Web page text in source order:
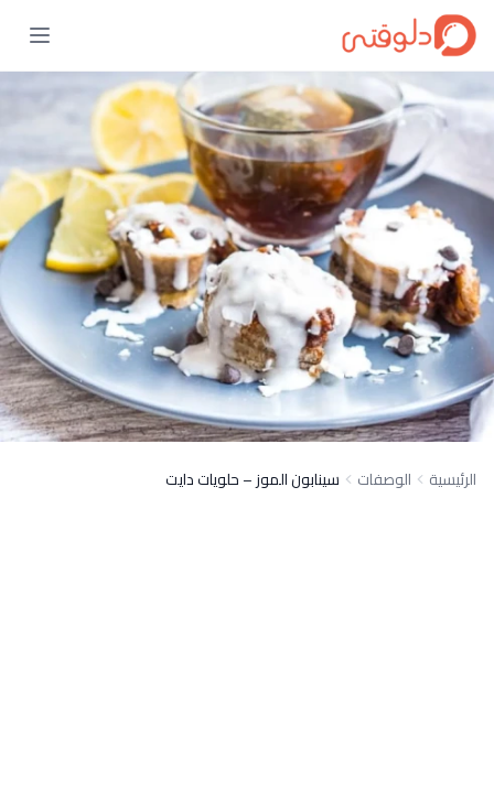
الرئيسية الوصفات سينابون الموز – حلويات دايت